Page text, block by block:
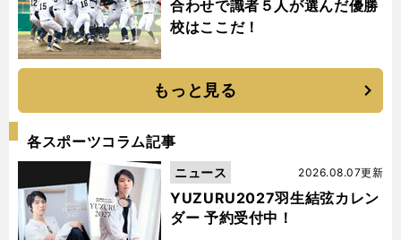
合わせで識者５人が選んだ優勝
校はここだ！
もっと見る
各スポーツコラム記事
YUZURU2027羽生結弦カレン
ダー 予約受付中！
2026.08.07更新
ニュース